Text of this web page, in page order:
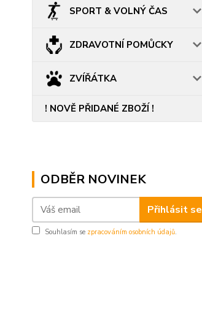
SPORT & VOLNÝ ČAS
ZDRAVOTNÍ POMŮCKY
ZVÍŘÁTKA
! NOVĚ PŘIDANÉ ZBOŽÍ !
ODBĚR NOVINEK
Přihlásit se
Souhlasím se zpracováním osobních údajů.